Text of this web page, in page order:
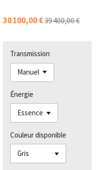
30 100,00 €39 400,00 €
Transmission
Énergie
Couleur disponible